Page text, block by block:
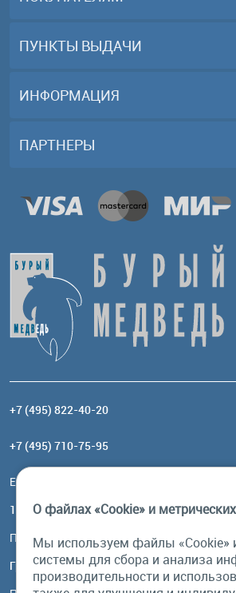
ПУНКТЫ ВЫДАЧИ
ИНФОРМАЦИЯ
ПАРТНЕРЫ
+7 (495) 822-40-20
+7 (495) 710-75-95
Email:
117485, Москва, ул. Профсоюзная, 84/32,
Посмотреть на карте
График работы
О файлах «Cookie» и
Мы используем файлы «Cookie»
системы для сбора и анализа
производительности и